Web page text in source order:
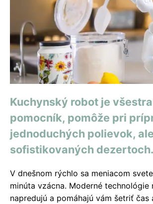
Kuchynský robot je
pomocník, pomôže pri
jednoduchých polievok,
sofistikovaných dezertoch.
V dnešnom rýchlo sa meniacom
minúta vzácna. Moderné technológie
napredujú a pomáhajú vám šetriť čas